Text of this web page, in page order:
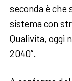
seconda è che
sistema con
Qualivita, oggi
2040”.